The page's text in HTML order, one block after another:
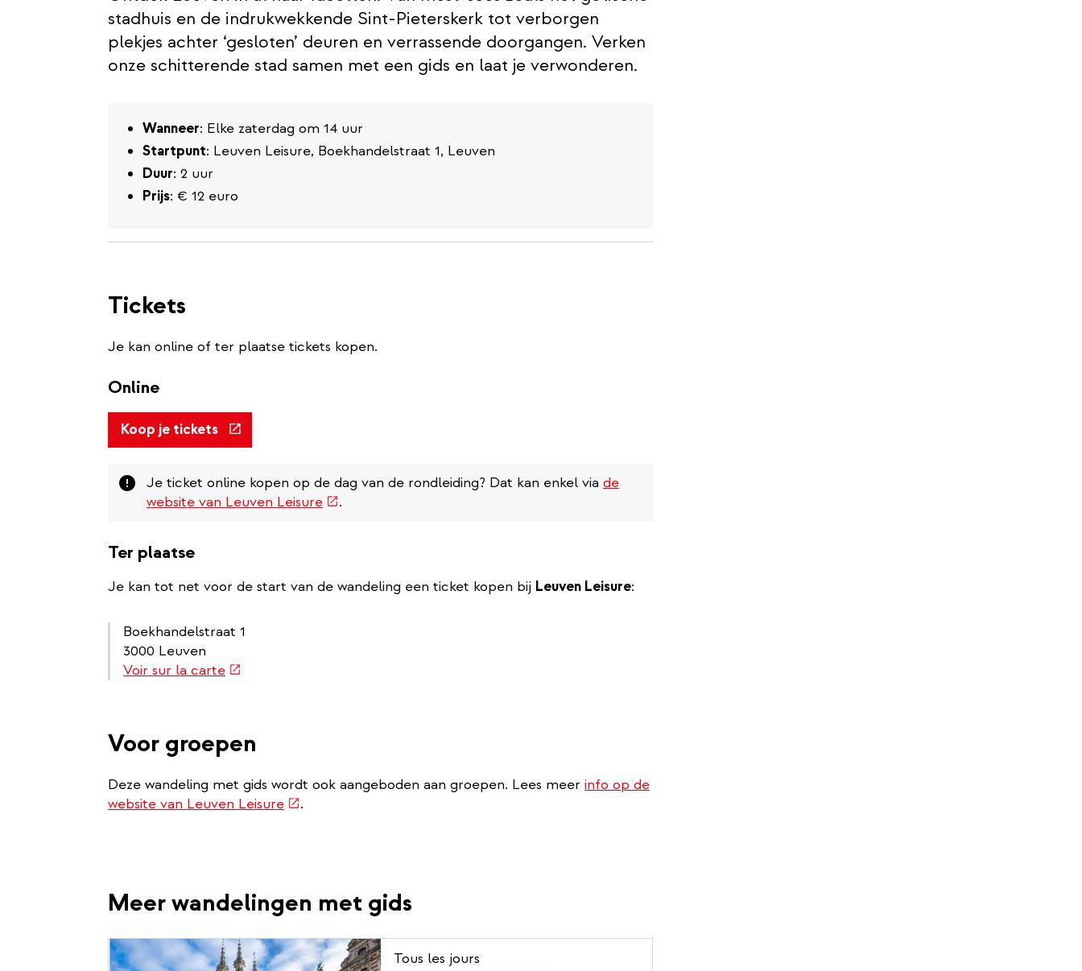
stadhuis en de indrukwekkende Sint-Pieterskerk tot verborgen
plekjes achter ‘gesloten’ deuren en verrassende doorgangen. Verken
onze schitterende stad samen met een gids en laat je verwonderen.
Wanneer: Elke zaterdag om 14 uur
Startpunt: Leuven Leisure, Boekhandelstraat 1, Leuven
Duur: 2 uur
Prijs: € 12 euro
Tickets
Je kan online of ter plaatse tickets kopen.
Online
Koop je tickets(link
is
Attention
Je ticket online kopen op de dag van de rondleiding? Dat kan enkel via de
website van Leuven Leisure(link.
Ter plaatse
Je kan tot net voor de start van de wandeling een ticket kopen bij Leuven Leisure:
Boekhandelstraat 1
3000 Leuven
Voir sur la carte(link
Voor groepen
Deze wandeling met gids wordt ook aangeboden aan groepen. Lees meer info op de
website van Leuven Leisure(link.
Meer wandelingen met gids
Tous les jours